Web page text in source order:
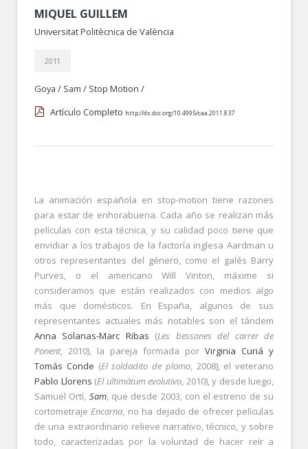
MIQUEL GUILLEM
Universitat Politècnica de València
2011
Goya / Sam / Stop Motion /
Artículo Completo http://dx.doi.org/10.4995/caa.2011.837
La animación española en stop-motion tiene razones
para estar de enhorabuena. Cada año se realizan más
películas con esta técnica, y su calidad poco tiene que
envidiar a los trabajos de la factoría inglesa Aardman u
otros representantes del género, como el galés Barry
Purves, o el americano Will Vinton, máxime si
consideramos que están realizados con medios algo
más que domésticos. En España, algunos de sus
representantes actuales más notables son el tándem
Anna Solanas-Marc Ribas (Les bessones del carrer de
Ponent, 2010), la pareja formada por Virginia Curiá y
Tomás Conde (El soldadito de plomo, 2008), el veterano
Pablo Llorens (El ultimátum evolutivo, 2010), y desde luego,
Samuel Ortí, Sam, que desde 2003, con el estreno de su
cortometrajeEncarna, no ha dejado de ofrecer películas
de una extraordinario relieve narrativo, técnico, y sobre
todo, caracterizadas por la voluntad de hacer reír a